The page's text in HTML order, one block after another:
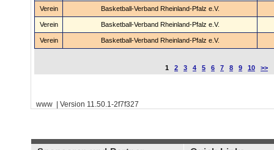
Verein Basketball-Verband Rheinland-Pfalz e.V.
Verein Basketball-Verband Rheinland-Pfalz e.V.
Verein Basketball-Verband Rheinland-Pfalz e.V.
1 2 3 4 5 6 7 8 9 10 >>
www | Version 11.50.1-2f7f327